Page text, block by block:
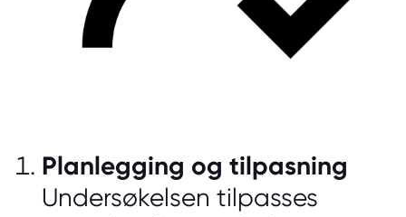
Planlegging og tilpasning
Undersøkelsen tilpasses